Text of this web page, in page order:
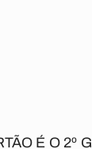
É O 2º